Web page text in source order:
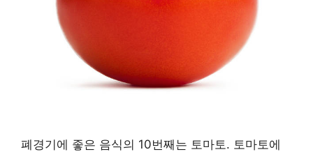
폐경기에 좋은 음식의 10번째는 토마토 . 토마토에